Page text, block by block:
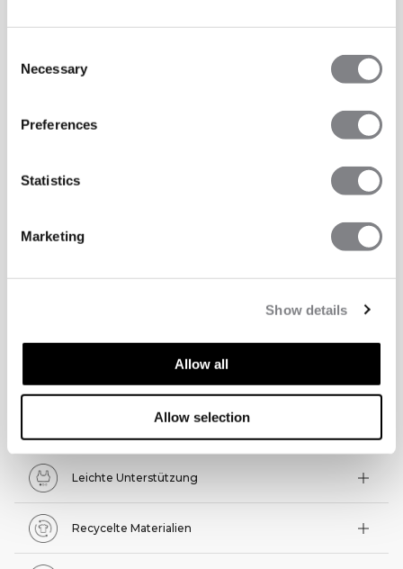
Selection
Necessary
Preferences
Statistics
Marketing
Show details
Allow all
Allow selection
TECHNISCHE ASPEKTE
Technische Funktionen
Leichte Unterstützung
Recycelte Materialien